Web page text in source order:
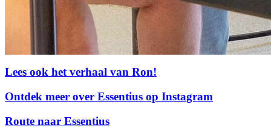
Lees ook het verhaal van Ron!
Ontdek meer over Essentius op Instagram
Route naar Essentius